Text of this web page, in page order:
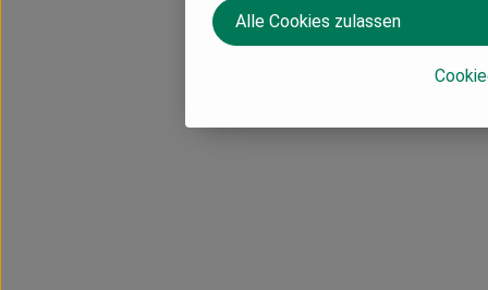
Alle Cookies zulassen